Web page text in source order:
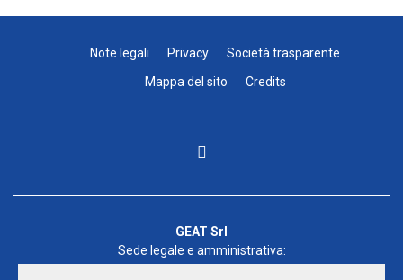
Note legali Privacy
Società trasparente
Mappa del sito
Credits
GEAT Srl
Sede legale e amministrativa: